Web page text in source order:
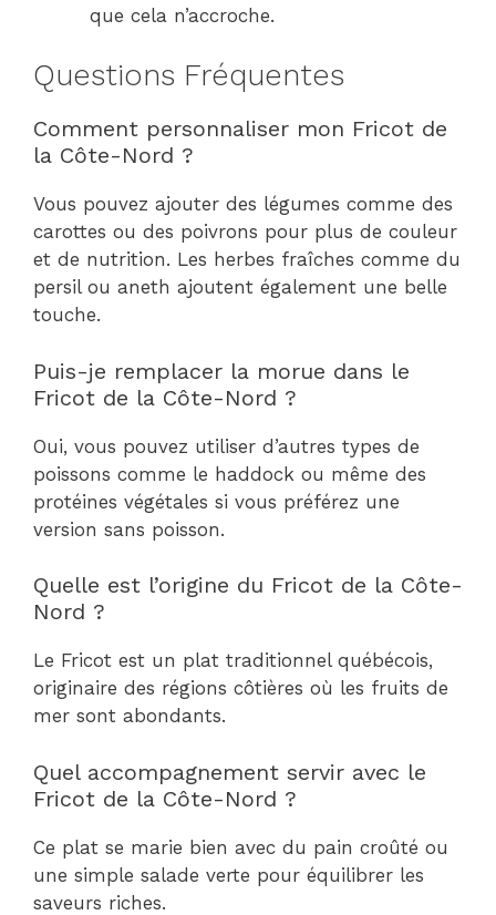
que cela n’accroche.
Questions Fréquentes
Comment personnaliser mon Fricot de
la Côte-Nord ?
Vous pouvez ajouter des légumes comme des
carottes ou des poivrons pour plus de couleur
et de nutrition. Les herbes fraîches comme du
persil ou aneth ajoutent également une belle
touche.
Puis-je remplacer la morue dans le
Fricot de la Côte-Nord ?
Oui, vous pouvez utiliser d’autres types de
poissons comme le haddock ou même des
protéines végétales si vous préférez une
version sans poisson.
Quelle est l’origine du Fricot de la Côte-
Nord ?
Le Fricot est un plat traditionnel québécois,
originaire des régions côtières où les fruits de
mer sont abondants.
Quel accompagnement servir avec le
Fricot de la Côte-Nord ?
Ce plat se marie bien avec du pain croûté ou
une simple salade verte pour équilibrer les
saveurs riches.